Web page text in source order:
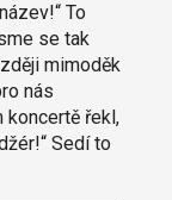
To
se tak
mimoděk
nás
koncertě řekl,
Sedí to